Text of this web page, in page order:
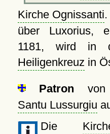
Kirche Ognissanti
über Luxorius,
1181, wird in
Heiligenkreuz in
Patron
Santu Lussurgiu
Die